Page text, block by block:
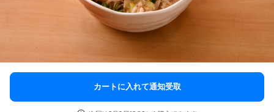
カートに入れて通知受取